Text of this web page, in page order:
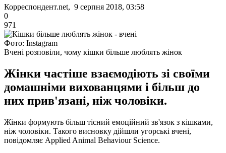
Корреспондент.net, 9 серпня 2018, 03:58
0
971
Фото: Instagram
Вчені розповіли, чому кішки більше люблять жінок
Жінки частіше взаємодіють зі своїми
домашніми вихованцями і більш до
них прив'язані, ніж чоловіки.
Жінки формують більш тісний емоційний зв'язок з кішками,
ніж чоловіки. Такого висновку дійшли угорські вчені,
повідомляє Applied Animal Behaviour Science.